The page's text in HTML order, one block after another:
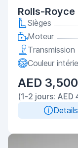
Rolls-
Sièges
Moteur
Transmission
Couleur
AED
(1-2 jours:
Details